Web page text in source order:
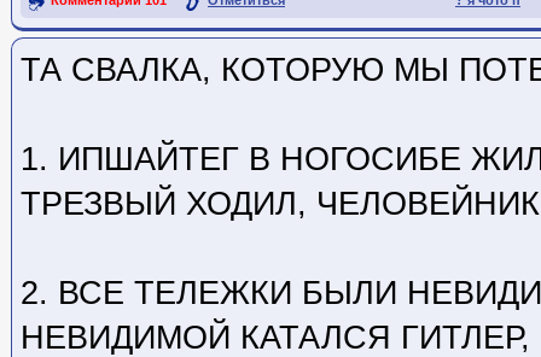
Ссылка на пост
ТА СВАЛКА, КОТОРУЮ МЫ
1. ИПШАЙТЕГ В НОГОСИБЕ
ТРЕЗВЫЙ ХОДИЛ,
2. ВСЕ ТЕЛЕЖКИ БЫЛИ
НЕВИДИМОЙ КАТАЛСЯ